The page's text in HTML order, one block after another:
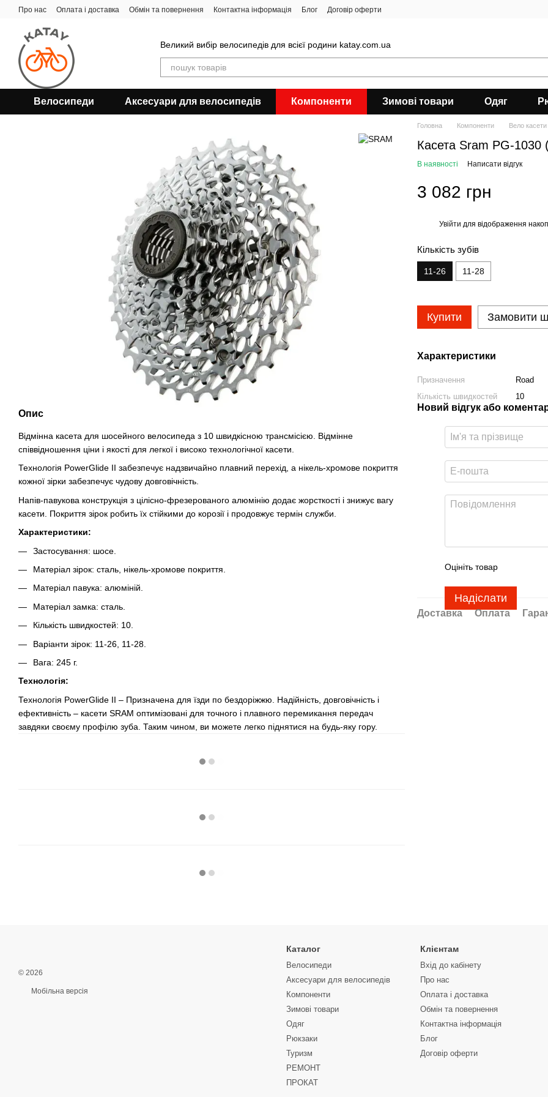
Перейти до основного контенту
Про нас Оплата і доставка Обмін та повернення Контактна інформація Блог Договір оферти
Великий вибір велосипедів для всієї родини katay.com.ua
Велосипеди Аксесуари для велосипедів Компоненти Зимові товари Одяг
Опис
Відмінна касета для шосейного велосипеда з 10 швидкісною трансмісією. Відмінне
співвідношення ціни і якості для легкої і високо технологічної касети.
Технологія PowerGlide II забезпечує надзвичайно плавний перехід, а нікель-хромове покриття
кожної зірки забезпечує чудову довговічність.
Напів-павукова конструкція з цілісно-фрезерованого алюмінію додає жорсткості і знижує вагу
касети. Покриття зірок робить їх стійкими до корозії і продовжує термін служби.
Характеристики:
Застосування: шосе.
Матеріал зірок: сталь, нікель-хромове покриття.
Матеріал павука: алюміній.
Матеріал замка: сталь.
Кількість швидкостей: 10.
Варіанти зірок: 11-26, 11-28.
Вага: 245 г.
Технологія:
Технологія PowerGlide II – Призначена для їзди по бездоріжжю. Надійність, довговічність і
ефективність – касети SRAM оптимізовані для точного і плавного перемикання передач
завдяки своєму профілю зуба. Таким чином, ви можете легко піднятися на будь-яку гору.
Головна Компоненти Вело касети
Касета Sram PG-1030
В наявності Написати відгук
3 082 грн
Увійти для відображення
Кількість зубів
11-26 11-28
Купити Замовити
Характеристики
Призначення
Road
Кількість швидкостей
10
Новий відгук або
Оцініть товар
Надіслати
Доставка Оплата
© 2026
Мобільна версія
Каталог
Велосипеди
Аксесуари для велосипедів
Компоненти
Зимові товари
Одяг
Рюкзаки
Туризм
РЕМОНТ
ПРОКАТ
Клієнтам
Вхід до кабінету
Про нас
Оплата і доставка
Обмін та повернення
Контактна інформація
Блог
Договір оферти